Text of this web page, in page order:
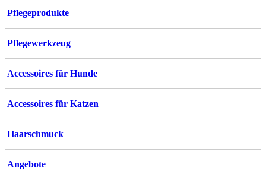
Pflegeprodukte
Pflegewerkzeug
Accessoires für Hunde
Accessoires für Katzen
Haarschmuck
Angebote